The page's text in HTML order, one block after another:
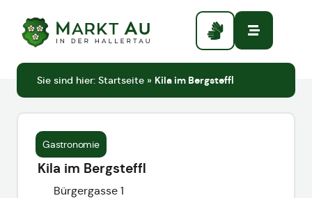
Sie sind hier: Startseite » Kila im Bergsteffl
Gastronomie
Kila im Bergsteffl
Bürgergasse 1